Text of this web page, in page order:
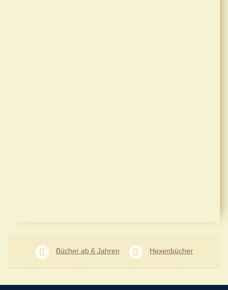
Bücher ab 6 Jahren Hexenbücher